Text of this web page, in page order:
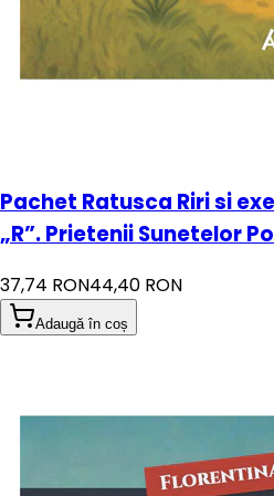
Pachet Ratusca Riri si
„R”. Prietenii Sunetelor
37,74 RON44,40 RON
Adaugă în coș